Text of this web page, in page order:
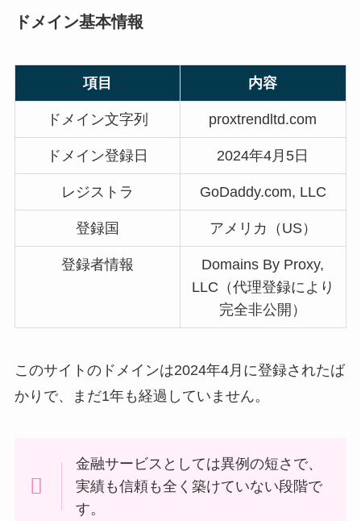
ドメイン基本情報
項目 内容
ドメイン文字列 proxtrendltd.com
ドメイン登録日 2024年4月5日
レジストラ GoDaddy.com, LLC
登録国 アメリカ（US）
登録者情報
Domains By Proxy,
LLC（代理登録により
完全非公開）
このサイトのドメインは2024年4月に登録されたば
かりで、まだ1年も経過していません。
金融サービスとしては異例の短さで、
実績も信頼も全く築けていない段階で
す。